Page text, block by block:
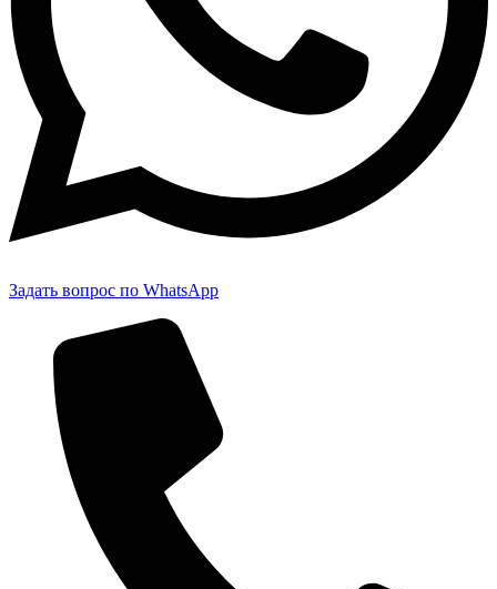
Задать вопрос по WhatsApp